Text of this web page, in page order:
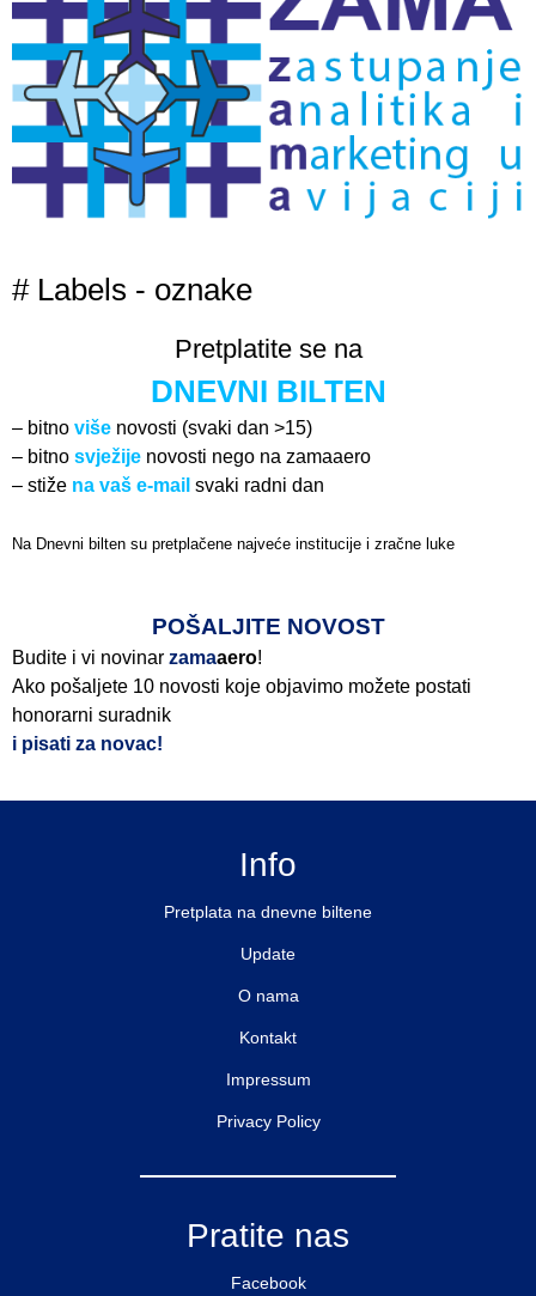
# Labels - oznake
Pretplatite se na
DNEVNI BILTEN
– bitno više novosti (svaki dan >15)
– bitno svježije novosti nego na zamaaero
– stiže na vaš e-mail svaki radni dan
Na Dnevni bilten su pretplačene najveće institucije i zračne luke
POŠALJITE NOVOST
Budite i vi novinar zamaaero!
Ako pošaljete 10 novosti koje objavimo možete postati
honorarni suradnik
i pisati za novac!
Info
Pretplata na dnevne biltene
Update
O nama
Kontakt
Impressum
Privacy Policy
Pratite nas
Facebook